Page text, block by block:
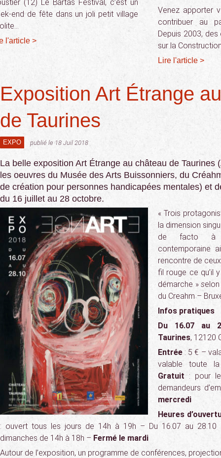
(12) Le Bartas Festival, c’est un
end de fête dans un joli petit village
l'article >
Venez apporter
contribuer au
Depuis 2003,
sur la
Lire l'article >
Exposition Art Étrange
de Taurines
EXPO publié le 18 Juil 2018
La belle exposition Art Étrange au château de Taurines
les oeuvres du Musée des Arts Buissonniers, du
de création pour personnes handicapées mentales) et
du 16 juillet au 28 octobre.
« Trois
la dimension
de facto à
contemporaine
rencontre de
fil rouge ce qu’il
démarche »s
du Creahm –
Infos pratiques
Du 16.07 au
Taurines, 12120
Entrée : 5 € –
valable toute
Gratuit : pour
demandeurs
mercredi
Heures
: ouvert tous les jours de 14h à 19h – Du 16.07 au 28.10
dimanches de 14h à 18h – Fermé le mardi
Autour de l’exposition, un programme de conférences,